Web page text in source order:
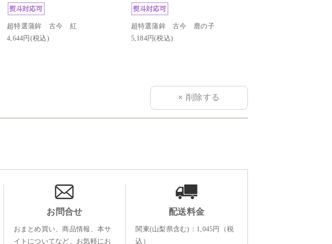
超特選蒲鉾 古今 紅
4,644円(税込)
超特選蒲鉾 古今 鹿の子
5,184円(税込)
お問合せ
おまとめ買い、商品情報、本サ
イトについてなど、お気軽にお
配送料金
関東(山梨県含む)：1,045円（税
込）